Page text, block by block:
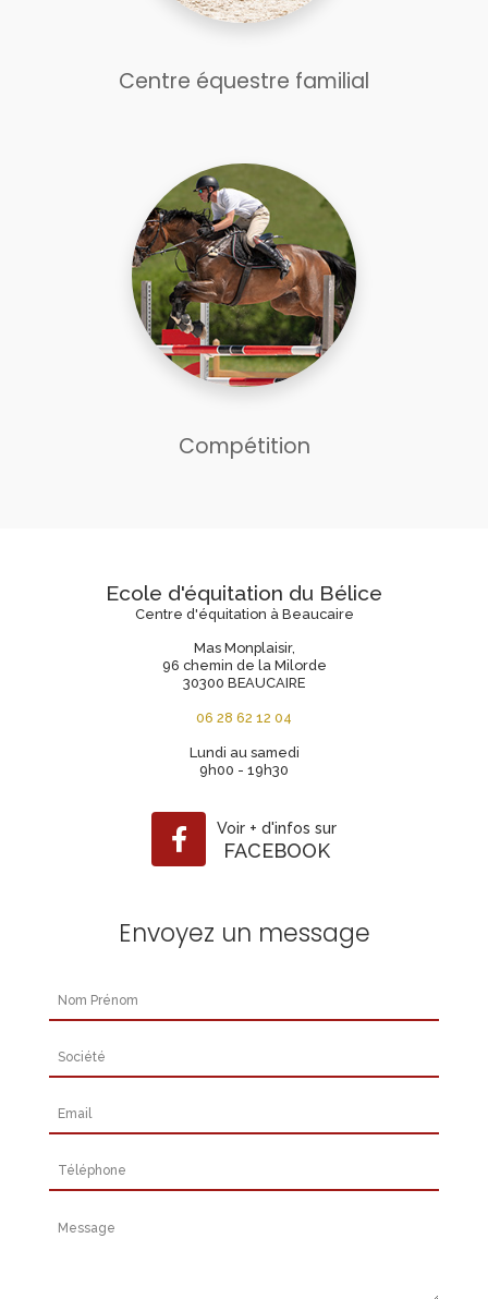
Centre équestre familial
Compétition
Ecole d'équitation du Bélice
Centre d'équitation à Beaucaire
Mas Monplaisir,
96 chemin de la Milorde
30300 BEAUCAIRE
06 28 62 12 04
Lundi au samedi
9h00 - 19h30
Voir + d'infos sur
FACEBOOK
Envoyez un message
Nom Prénom
Société
Email
Téléphone
Message